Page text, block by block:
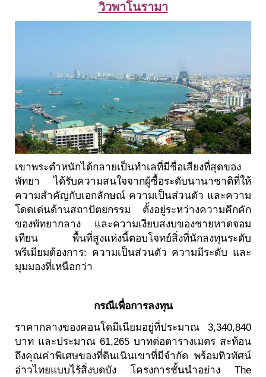
วิวพาโนรามา
เขาพระตำหนักได้กลายเป็นทำเลที่มีชื่อเสียงที่สุดของ
พัทยา ได้รับความสนใจจากผู้ซื้อระดับนานาชาติที่ให้
ความสำคัญกับเอกลักษณ์ ความเป็นส่วนตัว และความ
โดดเด่นด้านสถาปัตยกรรม ตั้งอยู่ระหว่างความคึกคัก
ของพัทยากลาง และความเงียบสงบของชายหาดจอม
เทียน พื้นที่สูงแห่งนี้ตอบโจทย์สิ่งที่นักลงทุนระดับ
พรีเมียมต้องการ: ความเป็นส่วนตัว ความมีระดับ และ
มุมมองที่เหนือกว่า
กรณีเพื่อการลงทุน
ราคากลางของคอนโดมีเนียมอยู่ที่ประมาณ 3,340,840
บาท และประมาณ 61,265 บาทต่อตารางเมตร สะท้อน
ถึงคุณค่าพิเศษของที่ดินเนินเขาที่มีจำกัด พร้อมทิวทัศน์
อ่าวไทยแบบไร้สิ่งบดบัง โครงการชั้นนำอย่าง The